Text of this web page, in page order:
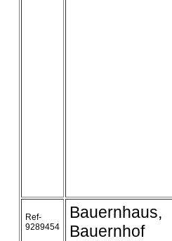
Ref-
9289454
Bauernhaus,
Bauernhof